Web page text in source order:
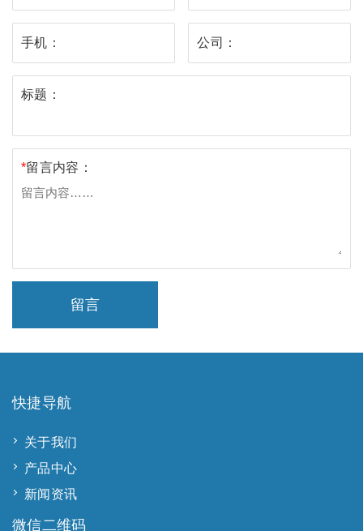
手机： 公司：
标题：
*留言内容：
留言
快捷导航
关于我们
产品中心
新闻资讯
微信二维码